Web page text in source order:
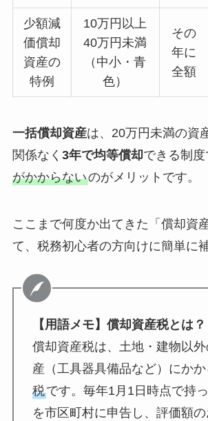
少額減
価償却
資産の
特例
10万円以上
40万円未満
（中小・青
色）
その
年に
全額
一括償却資産は、20万円未満の資
関係なく 3年で均等償却できる制度
がかからないのがメリットです。
ここまで何度か出てきた「償却資
て、税務初心者の方向けに簡単に
【用語メモ】償却資産税とは？
償却資産税は、土地・建物以
産（工具器具備品など）にかか
税です。毎年1月1日時点で持
を市区町村に申告し、評価額